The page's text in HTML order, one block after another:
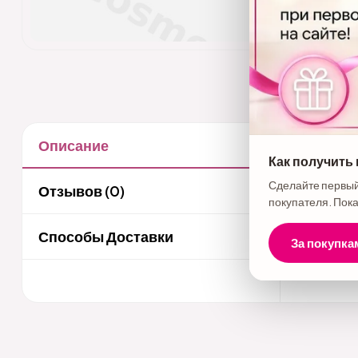
Описание
Отзывов (0)
Способы Доставки
Бренд -
с
процессы
Идеален
Как получить
Сделайте
покупателя.
За